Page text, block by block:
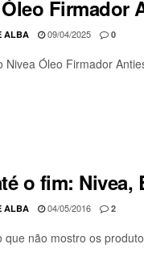
Firmador
ALBA 09/04/2025 0
Nivea Óleo Firmador
o fim:
ALBA 04/05/2016 2
que não mostro os